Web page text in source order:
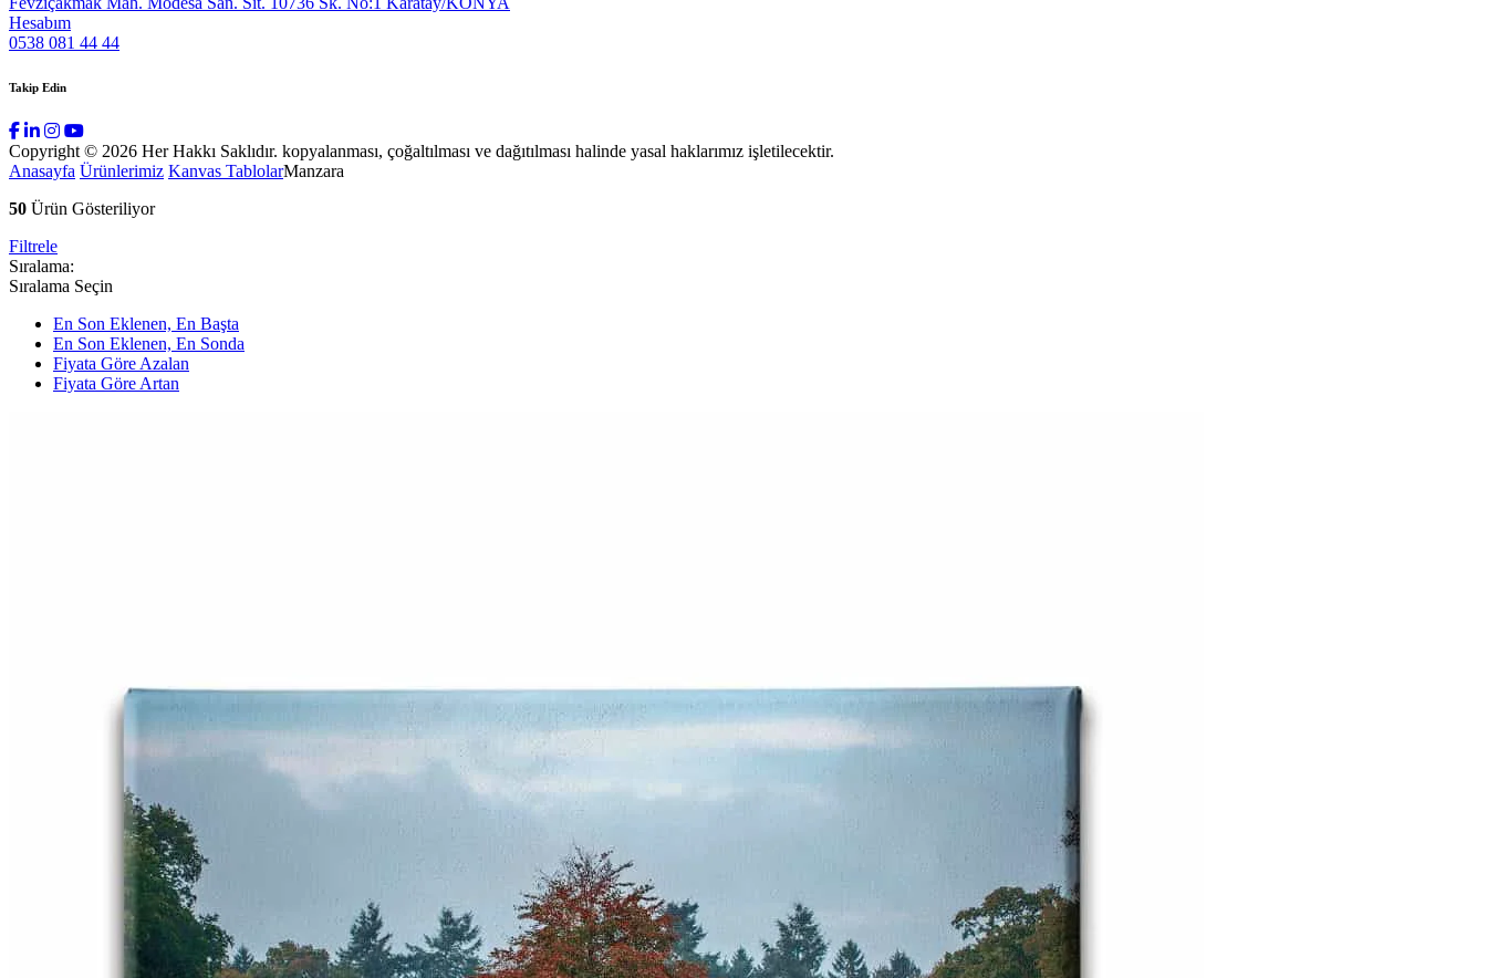
Hesabım
0538 081 44 44
Takip Edin
Copyright © 2026 Her Hakkı Saklıdır. kopyalanması, çoğaltılması ve dağıtılması halinde yasal haklarımız işletilecektir.
Anasayfa Ürünlerimiz Kanvas TablolarManzara
50 Ürün Gösteriliyor
Filtrele
Sıralama:
Sıralama Seçin
En Son Eklenen, En Başta
En Son Eklenen, En Sonda
Fiyata Göre Azalan
Fiyata Göre Artan